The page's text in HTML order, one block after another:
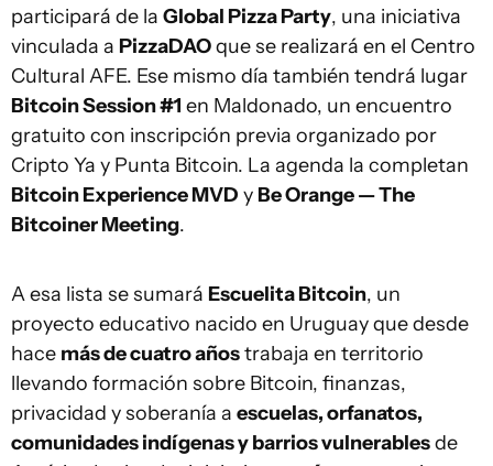
participará de la Global Pizza Party, una iniciativa
vinculada a PizzaDAOque se realizará en el Centro
Cultural AFE. Ese mismo día también tendrá lugar
Bitcoin Session #1 en Maldonado, un encuentro
gratuito con inscripción previa organizado por
Cripto Ya y Punta Bitcoin. La agenda la completan
Bitcoin Experience MVD y Be Orange — The
Bitcoiner Meeting.
A esa lista se sumará Escuelita Bitcoin, un
proyecto educativo nacido en Uruguay que desde
hace más de cuatro añostrabaja en territorio
llevando formación sobre Bitcoin, finanzas,
privacidad y soberanía a escuelas, orfanatos,
comunidades indígenas y barrios vulnerablesde